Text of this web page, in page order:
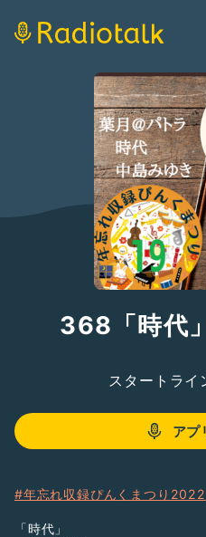
368「時代
スタートライ
アプ
#年忘れ収録ぴんくまつり2022
「時代」